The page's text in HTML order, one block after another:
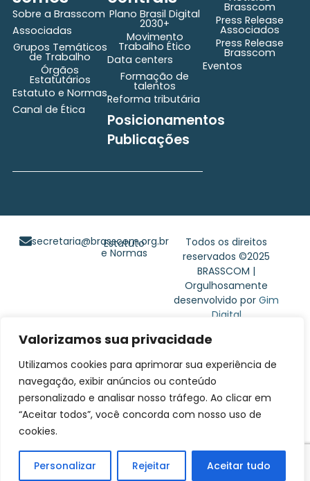
Valorizamos sua privacidade
Utilizamos cookies para aprimorar sua experiência de
navegação, exibir anúncios ou conteúdo
personalizado e analisar nosso tráfego. Ao clicar em
“Aceitar todos”, você concorda com nosso uso de
cookies.
Personalizar Rejeitar Aceitar tudo
Sobre a Brasscom
Associadas
Grupos Temáticos
de Trabalho
Órgãos
Estatutários
Estatuto e Normas
Canal de Ética
Plano Brasil Digital
2030+
Movimento
Trabalho Ético
Data centers
Formação de
talentos
Reforma tributária
Posicionamentos
Publicações
Brasscom
Press Release
Associados
Press Release
Brasscom
Eventos
Todos os direitos
reservados ©2025
BRASSCOM |
Orgulhosamente
desenvolvido porGim
Digital
secretaria@brasscom.org.br
Estatuto
e Normas